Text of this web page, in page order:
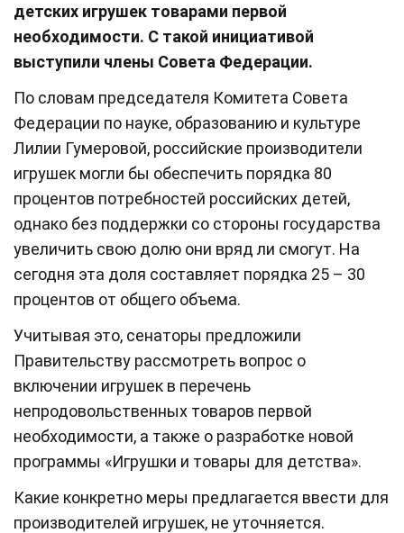
детских игрушек товарами первой
необходимости. С такой инициативой
выступили члены Совета Федерации.
По словам председателя Комитета Совета
Федерации по науке, образованию и культуре
Лилии Гумеровой, российские производители
игрушек могли бы обеспечить порядка 80
процентов потребностей российских детей,
однако без поддержки со стороны государства
увеличить свою долю они вряд ли смогут. На
сегодня эта доля составляет порядка 25 – 30
процентов от общего объема.
Учитывая это, сенаторы предложили
Правительству рассмотреть вопрос о
включении игрушек в перечень
непродовольственных товаров первой
необходимости, а также о разработке новой
программы «Игрушки и товары для детства».
Какие конкретно меры предлагается ввести для
производителей игрушек, не уточняется.